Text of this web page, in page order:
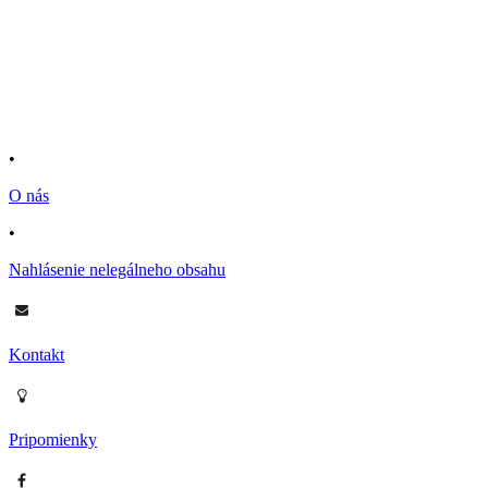
•
O nás
•
Nahlásenie nelegálneho obsahu
Kontakt
Pripomienky